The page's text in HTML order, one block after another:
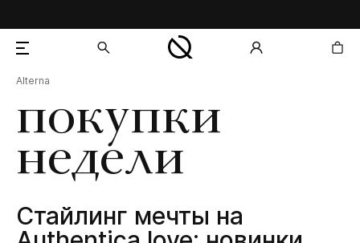
покупки
недели
Стайлинг мечты на
Alterna